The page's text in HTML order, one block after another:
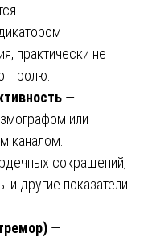
практически не
—
или
каналом.
сокращений,
и другие показатели
—